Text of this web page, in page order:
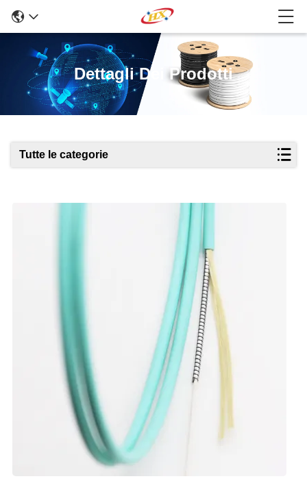
Dettagli Dei Prodotti
Tutte le categorie